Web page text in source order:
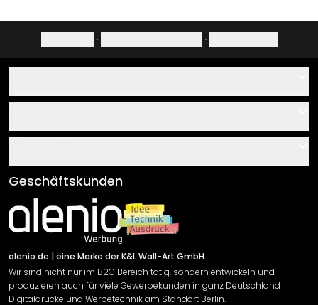
· ·
Über uns
Klebe- und Montageanleitungen
Newsletter An-/Abmeldung
Sendungsverfolgung
AGB
Impressum
Versand & Zahlung
Rücksendung
Widerrufsrecht
Datenschutzerklärung
Geschäftskunden
alenio.de | eine Marke der K&L Wall-Art GmbH.
Wir sind nicht nur im B2C Bereich tätig, sondern entwickeln und
produzieren auch für viele Gewerbekunden in ganz Deutschland
Digitaldrucke und Werbetechnik am Standort Berlin.